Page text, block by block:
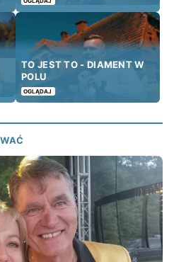
TO JEST TO - DIAMENT W
POLU
OGLĄDAJ